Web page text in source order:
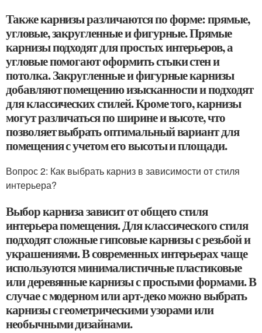
Также карнизы различаются по форме: прямые,
угловые, закругленные и фигурные. Прямые
карнизы подходят для простых интерьеров, а
угловые помогают оформить стыки стен и
потолка. Закругленные и фигурные карнизы
добавляют помещению изысканности и подходят
для классических стилей. Кроме того, карнизы
могут различаться по ширине и высоте, что
позволяет выбрать оптимальный вариант для
помещения с учетом его высоты и площади.
Вопрос 2: Как выбрать карниз в зависимости от стиля
интерьера?
Выбор карниза зависит от общего стиля
интерьера помещения. Для классического стиля
подходят сложные гипсовые карнизы с резьбой и
украшениями. В современных интерьерах чаще
используются минималистичные пластиковые
или деревянные карнизы с простыми формами. В
случае с модерном или арт-деко можно выбрать
карнизы с геометрическими узорами или
необычными дизайнами.